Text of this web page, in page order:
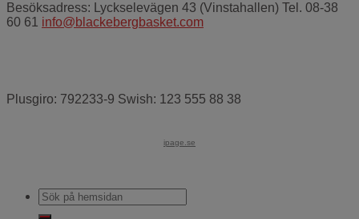
Besöksadress: Lyckselevägen 43 (Vinstahallen) Tel. 08-38
60 61 info@blackebergbasket.com
Plusgiro: 792233-9 Swish: 123 555 88 38
ipage.se